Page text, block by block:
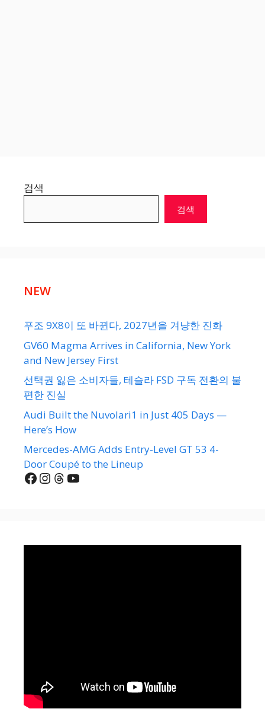
검색
검색
NEW
푸조 9X8이 또 바뀐다, 2027년을 겨냥한 진화
GV60 Magma Arrives in California, New York
and New Jersey First
선택권 잃은 소비자들, 테슬라 FSD 구독 전환의 불
편한 진실
Audi Built the Nuvolari1 in Just 405 Days —
Here’s How
Mercedes-AMG Adds Entry-Level GT 53 4-
Door Coupé to the Lineup
Facebook
Instagram
Threads
YouTube